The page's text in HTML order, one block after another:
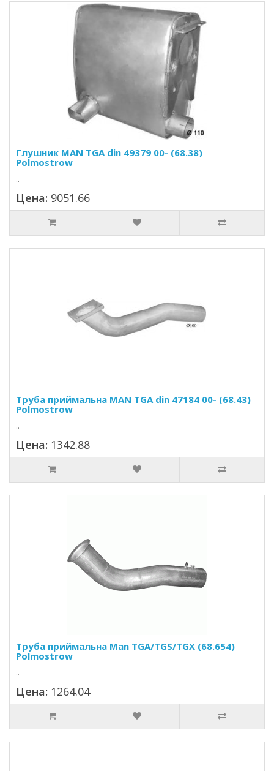
Глушник MAN TGA din 49379 00- (68.38)
Polmostrow
..
Цена: 9051.66
Труба приймальна MAN TGA din 47184 00- (68.43)
Polmostrow
..
Цена: 1342.88
Труба приймальна Man TGA/TGS/TGX (68.654)
Polmostrow
..
Цена: 1264.04